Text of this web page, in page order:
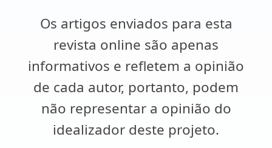
Os artigos enviados para esta
revista online são apenas
informativos e refletem a opinião
de cada autor, portanto, podem
não representar a opinião do
idealizador deste projeto.